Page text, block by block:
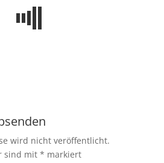
wird nicht veröffentlicht.
sind mit * markiert